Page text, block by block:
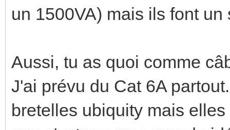
un 1500VA) mais ils font un
Aussi, tu as quoi comme
J'ai prévu du Cat 6A
bretelles ubiquity mais